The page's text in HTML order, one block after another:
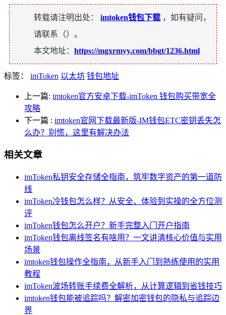
转载请注明出处： imtoken钱包下载 ，如有疑问，
请联系（）。
本文地址： https://mgxrmyy.com/bbgt/1236.html
标签： imToken 以太坊 钱包地址
上一篇: imtoken官方安卓下载-imToken 钱包购买带宽全
攻略
下一篇 : imtoken官网下载最新版-IM钱包ETC密钥丢失怎
么办？别慌，这里有解决办法
相关文章
imToken私钥安全存储全指南，筑牢数字资产的第一道防
线
imToken冷钱包怎么样？从安全、体验到实操的全方位测
评
imToken钱包怎么开户？新手完整入门开户指南
imToken钱包离线签名有啥用？一文讲清核心价值与实用
场景
imtoken钱包操作全指南，从新手入门到熟练使用的实用
教程
imToken波场转账手续费全解析，从计算逻辑到省钱技巧
imtoken钱包能被追踪吗？解密加密钱包的隐私与追踪边
界